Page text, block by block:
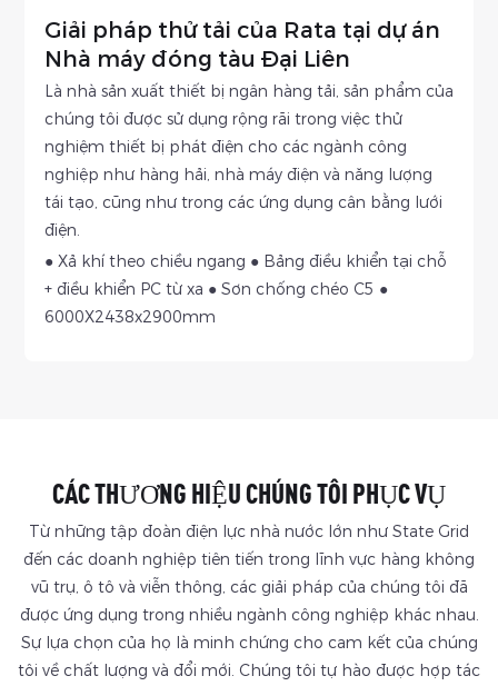
Giải pháp thử tải của Rata tại dự án
Nhà máy đóng tàu Đại Liên
Là nhà sản xuất thiết bị ngân hàng tải, sản phẩm của
chúng tôi được sử dụng rộng rãi trong việc thử
nghiệm thiết bị phát điện cho các ngành công
nghiệp như hàng hải, nhà máy điện và năng lượng
tái tạo, cũng như trong các ứng dụng cân bằng lưới
điện.
● Xả khí theo chiều ngang ● Bảng điều khiển tại chỗ
+ điều khiển PC từ xa ● Sơn chống chéo C5 ●
6000X2438x2900mm
CÁC THƯƠNG HIỆU CHÚNG TÔI PHỤC VỤ
Từ những tập đoàn điện lực nhà nước lớn như State Grid
đến các doanh nghiệp tiên tiến trong lĩnh vực hàng không
vũ trụ, ô tô và viễn thông, các giải pháp của chúng tôi đã
được ứng dụng trong nhiều ngành công nghiệp khác nhau.
Sự lựa chọn của họ là minh chứng cho cam kết của chúng
tôi về chất lượng và đổi mới. Chúng tôi tự hào được hợp tác